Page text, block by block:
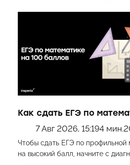
Как сдать ЕГЭ по
7 Авг 2026, 15:194 мин.
Чтобы сдать ЕГЭ по профильной
на высокий балл, начните с